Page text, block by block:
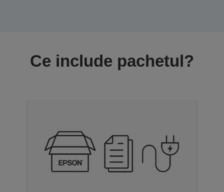
Ce include pachetul?